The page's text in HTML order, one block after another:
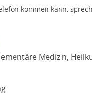
kommen kann,
Medizin,